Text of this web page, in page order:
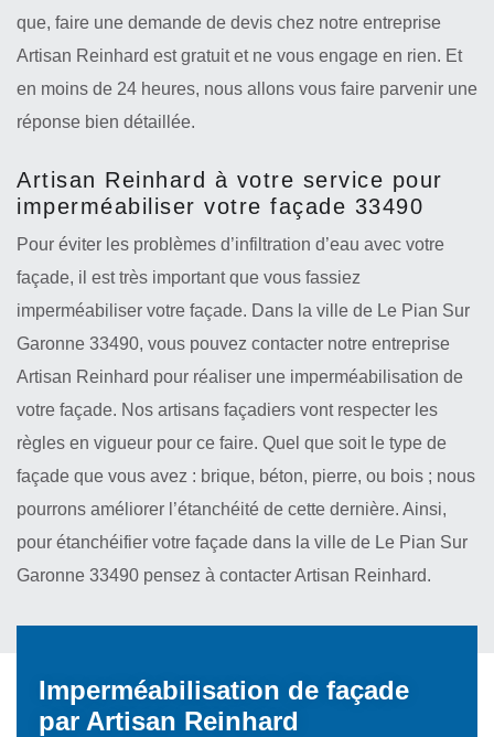
que, faire une demande de devis chez notre entreprise
Artisan Reinhard est gratuit et ne vous engage en rien. Et
en moins de 24 heures, nous allons vous faire parvenir une
réponse bien détaillée.
Artisan Reinhard à votre service pour
imperméabiliser votre façade 33490
Pour éviter les problèmes d’infiltration d’eau avec votre
façade, il est très important que vous fassiez
imperméabiliser votre façade. Dans la ville de Le Pian Sur
Garonne 33490, vous pouvez contacter notre entreprise
Artisan Reinhard pour réaliser une imperméabilisation de
votre façade. Nos artisans façadiers vont respecter les
règles en vigueur pour ce faire. Quel que soit le type de
façade que vous avez : brique, béton, pierre, ou bois ; nous
pourrons améliorer l’étanchéité de cette dernière. Ainsi,
pour étanchéifier votre façade dans la ville de Le Pian Sur
Garonne 33490 pensez à contacter Artisan Reinhard.
Imperméabilisation de façade
par Artisan Reinhard